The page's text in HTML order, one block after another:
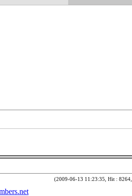
(2009-06-13 11:23:35, Hit :